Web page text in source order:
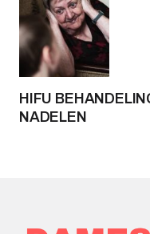
HIFU
NADELEN